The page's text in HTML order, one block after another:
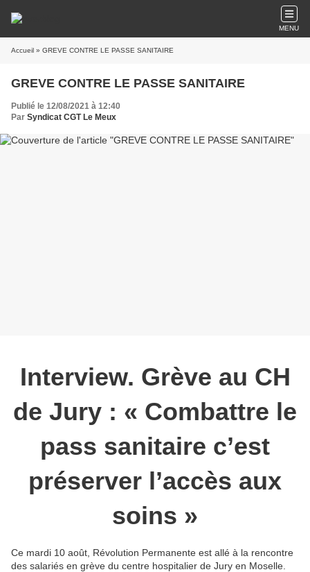
MENU
Accueil » GREVE CONTRE LE PASSE SANITAIRE
GREVE CONTRE LE PASSE SANITAIRE
Publié le 12/08/2021 à 12:40
Par Syndicat CGT Le Meux
Interview. Grève au CH
de Jury : « Combattre le
pass sanitaire c’est
préserver l’accès aux
soins »
Ce mardi 10 août, Révolution Permanente est allé à la rencontre
des salariés en grève du centre hospitalier de Jury en Moselle.